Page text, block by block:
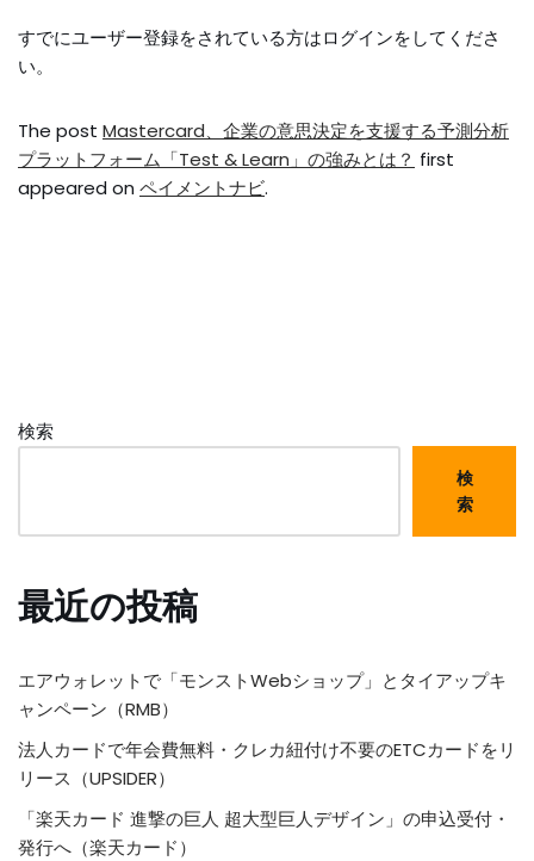
すでにユーザー登録をされている方はログインをしてくださ
い。
The post Mastercard、企業の意思決定を支援する予測分析
プラットフォーム「Test & Learn」の強みとは？ first
appeared on ペイメントナビ.
検索
検
索
最近の投稿
エアウォレットで「モンストWebショップ」とタイアップキ
ャンペーン（RMB）
法人カードで年会費無料・クレカ紐付け不要のETCカードをリ
リース（UPSIDER）
「楽天カード 進撃の巨人 超大型巨人デザイン」の申込受付・
発行へ（楽天カード）